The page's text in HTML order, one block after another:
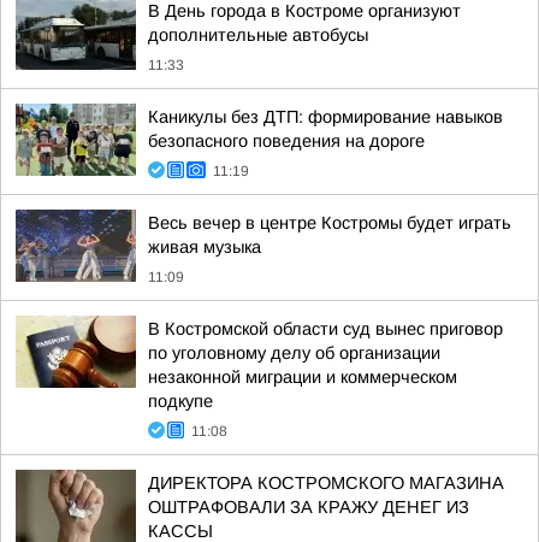
В День города в Костроме организуют
дополнительные автобусы
11:33
Каникулы без ДТП: формирование навыков
безопасного поведения на дороге
11:19
Весь вечер в центре Костромы будет играть
живая музыка
11:09
В Костромской области суд вынес приговор
по уголовному делу об организации
незаконной миграции и коммерческом
подкупе
11:08
ДИРЕКТОРА КОСТРОМСКОГО МАГАЗИНА
ОШТРАФОВАЛИ ЗА КРАЖУ ДЕНЕГ ИЗ
КАССЫ